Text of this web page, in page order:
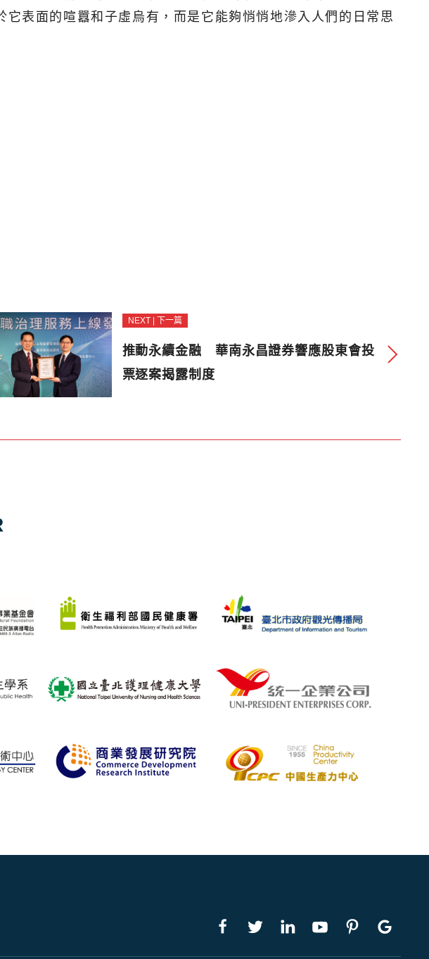
表面的喧囂和子虛烏有，而是它能夠悄悄地滲入人們的日常思
NEXT | 下一篇
推動永續金融 華南永昌證券響應股東會投
票逐案揭露制度